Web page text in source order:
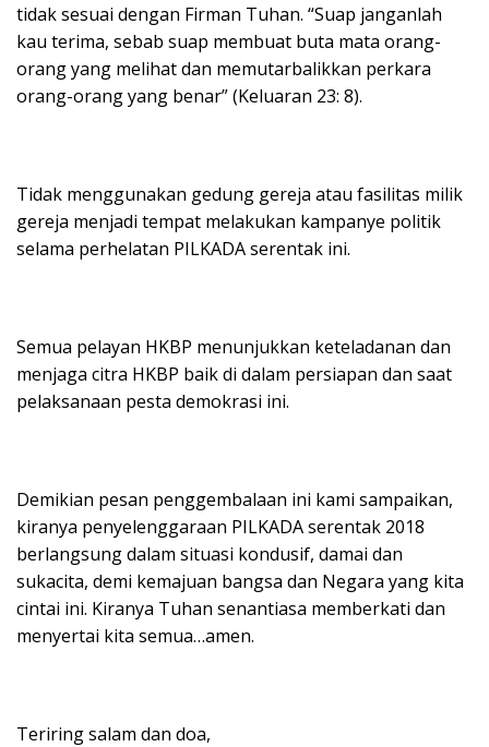
tidak sesuai dengan Firman Tuhan. “Suap janganlah
kau terima, sebab suap membuat buta mata orang-
orang yang melihat dan memutarbalikkan perkara
orang-orang yang benar” (Keluaran 23: 8).
Tidak menggunakan gedung gereja atau fasilitas milik
gereja menjadi tempat melakukan kampanye politik
selama perhelatan PILKADA serentak ini.
Semua pelayan HKBP menunjukkan keteladanan dan
menjaga citra HKBP baik di dalam persiapan dan saat
pelaksanaan pesta demokrasi ini.
Demikian pesan penggembalaan ini kami sampaikan,
kiranya penyelenggaraan PILKADA serentak 2018
berlangsung dalam situasi kondusif, damai dan
sukacita, demi kemajuan bangsa dan Negara yang kita
cintai ini. Kiranya Tuhan senantiasa memberkati dan
menyertai kita semua…amen.
Teriring salam dan doa,